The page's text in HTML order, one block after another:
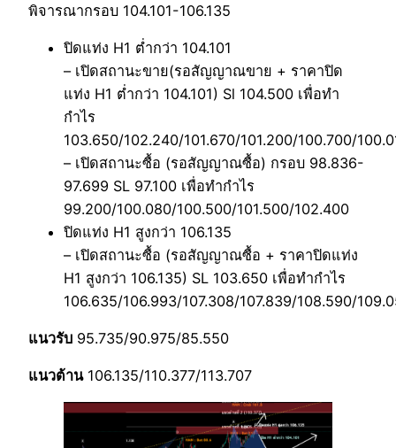
พิจารณากรอบ 104.101-106.135
ปิดแท่ง H1 ต่ำกว่า 104.101
– เปิดสถานะขาย(รอสัญญาณขาย + ราคาปิด
แท่ง H1 ต่ำกว่า 104.101) Sl 104.500 เพื่อทำ
กำไร
103.650/102.240/101.670/101.200/100.700/
– เปิดสถานะซื้อ (รอสัญญาณซื้อ) กรอบ 98.836-
97.699 SL 97.100 เพื่อทำกำไร
99.200/100.080/100.500/101.500/102.400
ปิดแท่ง H1 สูงกว่า 106.135
– เปิดสถานะซื้อ (รอสัญญาณซื้อ + ราคาปิดแท่ง
H1 สูงกว่า 106.135) SL 103.650 เพื่อทำกำไร
106.635/106.993/107.308/107.839/108.590/
แนวรับ 95.735/90.975/85.550
แนวต้าน106.135/110.377/113.707